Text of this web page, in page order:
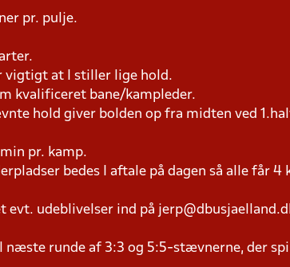
pr. pulje.
vigtigt at I stiller lige hold.
kvalificeret bane/kampleder.
hold giver bolden op fra midten ved
pr. kamp.
bedes I aftale på dagen så alle får 4
udeblivelser ind på
næste runde af 3:3 og 5:5-stævnerne, der